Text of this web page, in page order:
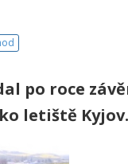
po roce
letiště Kyjov.